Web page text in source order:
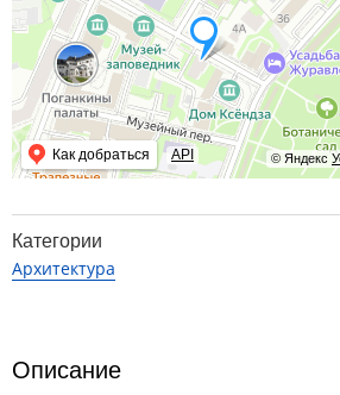
© Яндекс
Как добраться API
Категории
Архитектура
Описание